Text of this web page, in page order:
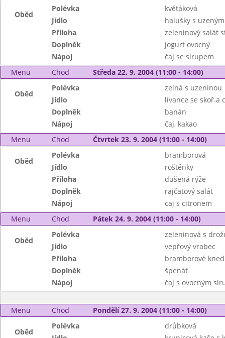
Oběd
Polévka
květáková
Jídlo
halušky s
Příloha
zeleninový salát
Doplněk
jogurt ovocný
Nápoj
čaj se sirupem
Menu
Chod Středa 22. 9. 2004 (11:00 - 14:00)
Oběd
Polévka
zelná s uzeninou
Jídlo
lívance se skoř.a
Doplněk
banán
Nápoj
čaj, kakao
Menu
Chod Čtvrtek 23. 9. 2004 (11:00 - 14:00)
Oběd
Polévka
bramborová
Jídlo
roštěnky
Příloha
dušená rýže
Doplněk
rajčatový salát
Nápoj
caj s citronem
Menu
Chod Pátek 24. 9. 2004 (11:00 - 14:00)
Oběd
Polévka
zeleninová s
Jídlo
vepřový vrabec
Příloha
bramborové
Doplněk
špenát
Nápoj
čaj s ovocným
Menu Chod Pondělí 27. 9. 2004 (11:00 - 14:00)
Oběd
Polévka
drůbková